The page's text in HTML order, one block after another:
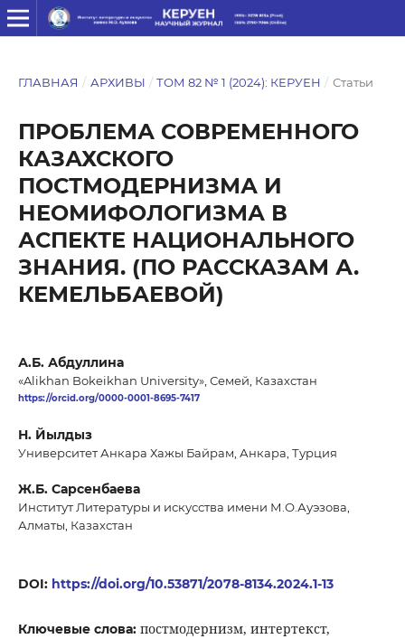
ГЛАВНАЯ / АРХИВЫ / ТОМ 82 № 1 (2024): КЕРУЕН / Статьи
ПРОБЛЕМА СОВРЕМЕННОГО
КАЗАХСКОГО
ПОСТМОДЕРНИЗМА И
НЕОМИФОЛОГИЗМА В
АСПЕКТЕ НАЦИОНАЛЬНОГО
ЗНАНИЯ. (ПО РАССКАЗАМ А.
КЕМЕЛЬБАЕВОЙ)
А.Б. Абдуллина
«Alikhan Bokeikhan University», Семей, Казахстан
https://orcid.org/0000-0001-8695-7417
Н. Йылдыз
Университет Анкара Хажы Байрам, Анкара, Турция
Ж.Б. Сарсенбаева
Институт Литературы и искусства имени М.О.Ауэзова,
Алматы, Казахстан
DOI: https://doi.org/10.53871/2078-8134.2024.1-13
Ключевые слова: постмодернизм, интертекст,